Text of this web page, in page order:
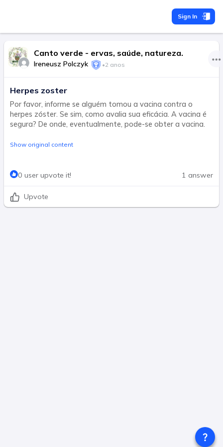
Sign In
Canto verde - ervas, saúde, natureza.
Ireneusz Polczyk •2 anos
Herpes zoster
Por favor, informe se alguém tomou a vacina contra o
herpes zóster. Se sim, como avalia sua eficácia. A vacina é
segura? De onde, eventualmente, pode-se obter a vacina.
Show original content
0 user upvote it! 1 answer
Upvote